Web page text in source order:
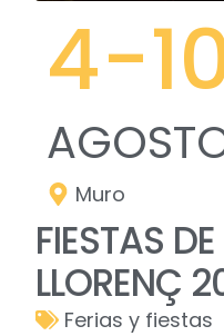
4-
Muro
FIESTAS
LLORENÇ
Ferias y fiestas